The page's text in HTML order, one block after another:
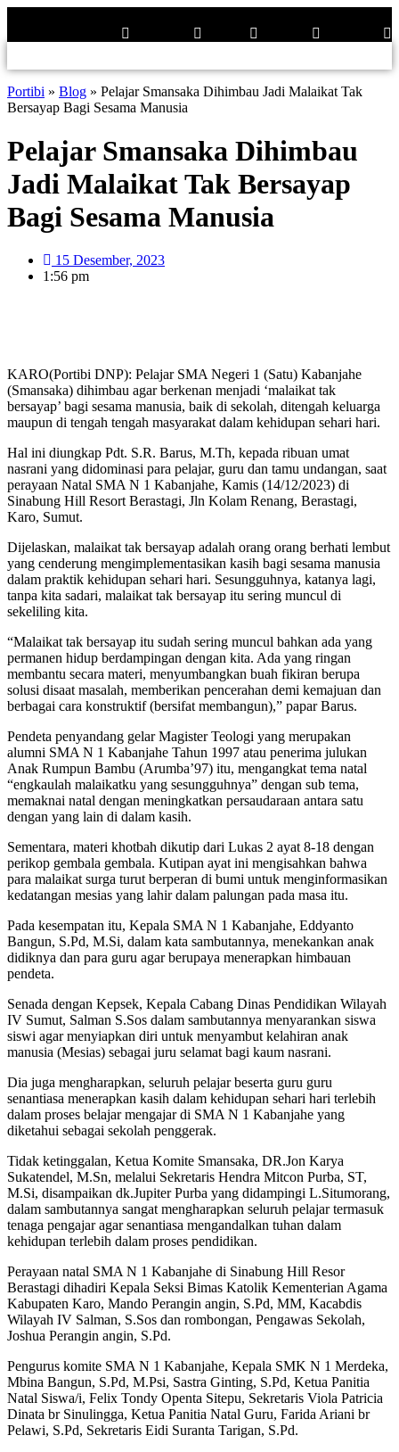
konten
Portibi » Blog » Pelajar Smansaka Dihimbau Jadi Malaikat Tak
Bersayap Bagi Sesama Manusia
Pelajar Smansaka Dihimbau
Jadi Malaikat Tak Bersayap
Bagi Sesama Manusia
15 Desember, 2023
1:56 pm
KARO(Portibi DNP): Pelajar SMA Negeri 1 (Satu) Kabanjahe
(Smansaka) dihimbau agar berkenan menjadi ‘malaikat tak
bersayap’ bagi sesama manusia, baik di sekolah, ditengah keluarga
maupun di tengah tengah masyarakat dalam kehidupan sehari hari.
Hal ini diungkap Pdt. S.R. Barus, M.Th, kepada ribuan umat
nasrani yang didominasi para pelajar, guru dan tamu undangan, saat
perayaan Natal SMA N 1 Kabanjahe, Kamis (14/12/2023) di
Sinabung Hill Resort Berastagi, Jln Kolam Renang, Berastagi,
Karo, Sumut.
Dijelaskan, malaikat tak bersayap adalah orang orang berhati lembut
yang cenderung mengimplementasikan kasih bagi sesama manusia
dalam praktik kehidupan sehari hari. Sesungguhnya, katanya lagi,
tanpa kita sadari, malaikat tak bersayap itu sering muncul di
sekeliling kita.
“Malaikat tak bersayap itu sudah sering muncul bahkan ada yang
permanen hidup berdampingan dengan kita. Ada yang ringan
membantu secara materi, menyumbangkan buah fikiran berupa
solusi disaat masalah, memberikan pencerahan demi kemajuan dan
berbagai cara konstruktif (bersifat membangun),” papar Barus.
Pendeta penyandang gelar Magister Teologi yang merupakan
alumni SMA N 1 Kabanjahe Tahun 1997 atau penerima julukan
Anak Rumpun Bambu (Arumba’97) itu, mengangkat tema natal
“engkaulah malaikatku yang sesungguhnya” dengan sub tema,
memaknai natal dengan meningkatkan persaudaraan antara satu
dengan yang lain di dalam kasih.
Sementara, materi khotbah dikutip dari Lukas 2 ayat 8-18 dengan
perikop gembala gembala. Kutipan ayat ini mengisahkan bahwa
para malaikat surga turut berperan di bumi untuk menginformasikan
kedatangan mesias yang lahir dalam palungan pada masa itu.
Pada kesempatan itu, Kepala SMA N 1 Kabanjahe, Eddyanto
Bangun, S.Pd, M.Si, dalam kata sambutannya, menekankan anak
didiknya dan para guru agar berupaya menerapkan himbauan
pendeta.
Senada dengan Kepsek, Kepala Cabang Dinas Pendidikan Wilayah
IV Sumut, Salman S.Sos dalam sambutannya menyarankan siswa
siswi agar menyiapkan diri untuk menyambut kelahiran anak
manusia (Mesias) sebagai juru selamat bagi kaum nasrani.
Dia juga mengharapkan, seluruh pelajar beserta guru guru
senantiasa menerapkan kasih dalam kehidupan sehari hari terlebih
dalam proses belajar mengajar di SMA N 1 Kabanjahe yang
diketahui sebagai sekolah penggerak.
Tidak ketinggalan, Ketua Komite Smansaka, DR.Jon Karya
Sukatendel, M.Sn, melalui Sekretaris Hendra Mitcon Purba, ST,
M.Si, disampaikan dk.Jupiter Purba yang didampingi L.Situmorang,
dalam sambutannya sangat mengharapkan seluruh pelajar termasuk
tenaga pengajar agar senantiasa mengandalkan tuhan dalam
kehidupan terlebih dalam proses pendidikan.
Perayaan natal SMA N 1 Kabanjahe di Sinabung Hill Resor
Berastagi dihadiri Kepala Seksi Bimas Katolik Kementerian Agama
Kabupaten Karo, Mando Perangin angin, S.Pd, MM, Kacabdis
Wilayah IV Salman, S.Sos dan rombongan, Pengawas Sekolah,
Joshua Perangin angin, S.Pd.
Pengurus komite SMA N 1 Kabanjahe, Kepala SMK N 1 Merdeka,
Mbina Bangun, S.Pd, M.Psi, Sastra Ginting, S.Pd, Ketua Panitia
Natal Siswa/i, Felix Tondy Openta Sitepu, Sekretaris Viola Patricia
Dinata br Sinulingga, Ketua Panitia Natal Guru, Farida Ariani br
Pelawi, S.Pd, Sekretaris Eidi Suranta Tarigan, S.Pd.